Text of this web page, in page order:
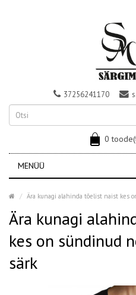
37256241170
0
MENÜÜ
Ära kunagi alahinda tõelist naist kes
Ära kunagi
kes on sündinud
särk